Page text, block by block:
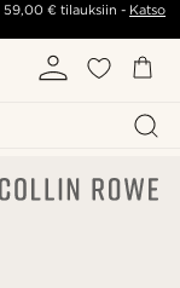
59,00 €tilauksiin - Katso